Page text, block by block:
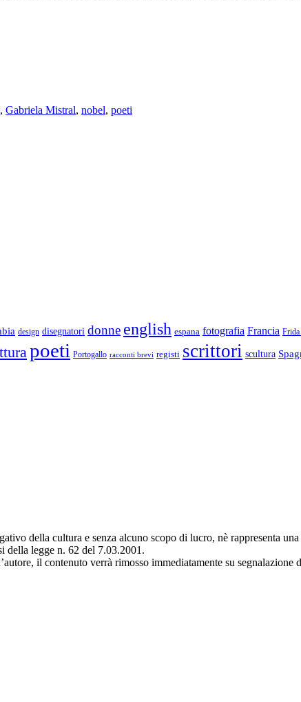
, Gabriela Mistral, nobel, poeti
design disegnatori donne english espana fotografia Francia
poeti Portogallo racconti brevi registi scrittori scultura
della cultura e senza alcuno scopo di lucro, nè rappresenta
della legge n. 62 del 7.03.2001.
il contenuto verrà rimosso immediatamente su segnalazione